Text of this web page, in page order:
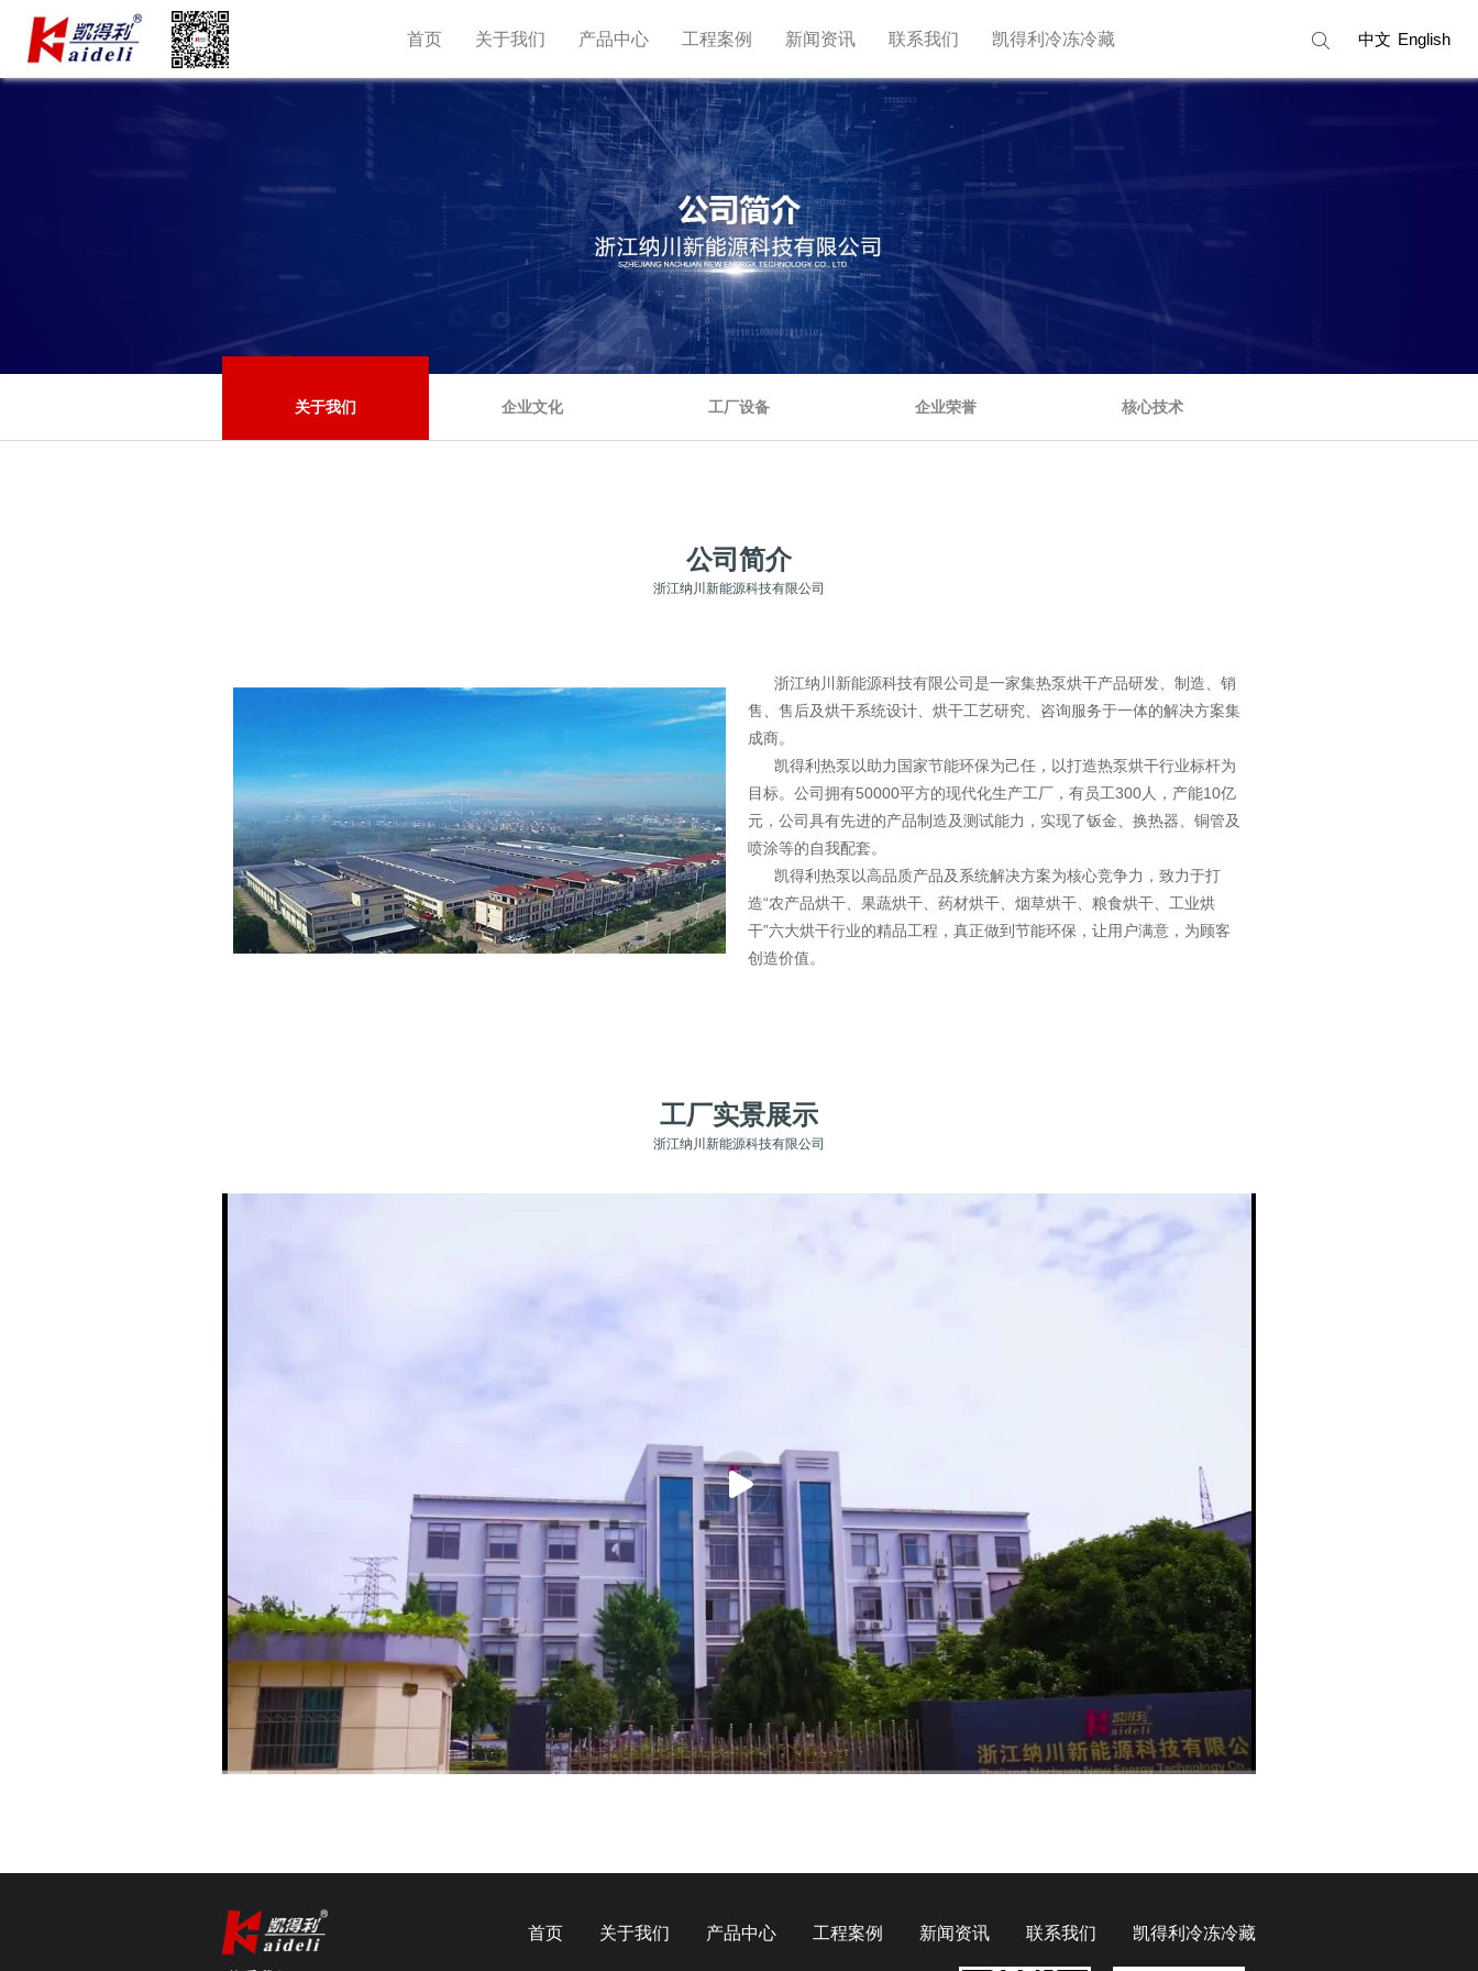
首页 关于我们 产品中心 工程案例 新闻资讯 联系我们 凯得利冷冻冷藏 中文 English
关于我们 企业文化 工厂设备 企业荣誉 核心技术
公司简介
浙江纳川新能源科技有限公司
浙江纳川新能源科技有限公司是一家集热泵烘干产品研发、制造、销
售、售后及烘干系统设计、烘干工艺研究、咨询服务于一体的解决方案集
成商。
凯得利热泵以助力国家节能环保为己任，以打造热泵烘干行业标杆为
目标。公司拥有50000平方的现代化生产工厂，有员工300人，产能10亿
元，公司具有先进的产品制造及测试能力，实现了钣金、换热器、铜管及
喷涂等的自我配套。
凯得利热泵以高品质产品及系统解决方案为核心竞争力，致力于打
造“农产品烘干、果蔬烘干、药材烘干、烟草烘干、粮食烘干、工业烘
干”六大烘干行业的精品工程，真正做到节能环保，让用户满意，为顾客
创造价值。
工厂实景展示
浙江纳川新能源科技有限公司
首页 关于我们 产品中心 工程案例 新闻资讯 联系我们 凯得利冷冻冷藏